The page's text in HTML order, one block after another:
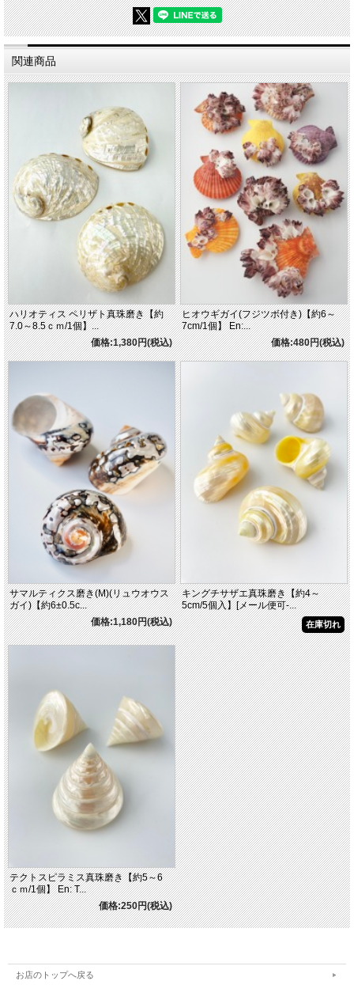
関連商品
ハリオティス ペリザト真珠磨き【約
7.0～8.5ｃｍ/1個】...
価格:1,380円(税込)
ヒオウギガイ(フジツボ付き)【約6～
7cm/1個】 En:...
価格:480円(税込)
サマルティクス磨き(M)(リュウオウス
ガイ)【約6±0.5c...
価格:1,180円(税込)
キングチサザエ真珠磨き【約4～
5cm/5個入】[メール便可-...
在庫切れ
テクトスピラミス真珠磨き【約5～6
ｃｍ/1個】 En: T...
価格:250円(税込)
お店のトップへ戻る